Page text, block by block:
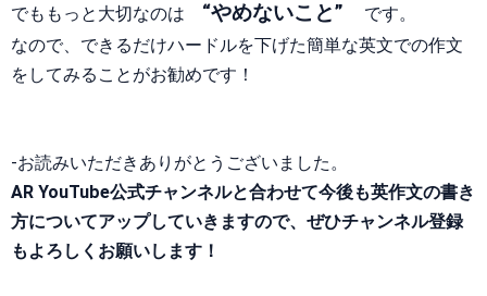
でももっと大切なのは “やめないこと”
です。
なので、できるだけハードルを下げた簡単な英文での作文
をしてみることがお勧めです！
-お読みいただきありがとうございました。
AR YouTube公式チャンネルと合わせて今後も英作文の書き
方についてアップしていきますので、ぜひチャンネル登録
もよろしくお願いします！